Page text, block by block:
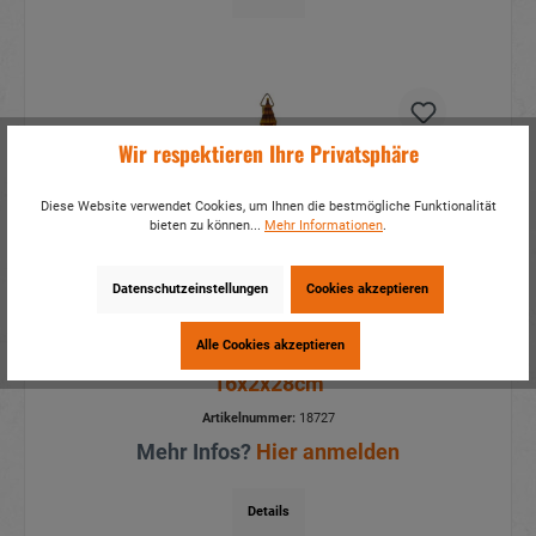
Kuckucksuhr zum Hängen aus Poly
16x2x28cm
Artikelnummer:18727
Mehr Infos? Hier anmelden
Details
Wir respektieren Ihre Privatsphäre
Diese Website verwendet Cookies, um Ihnen die bestmögliche Funktionalität
bieten zu können... Mehr Informationen.
Datenschutzeinstellungen Cookies akzeptieren
Alle Cookies akzeptieren